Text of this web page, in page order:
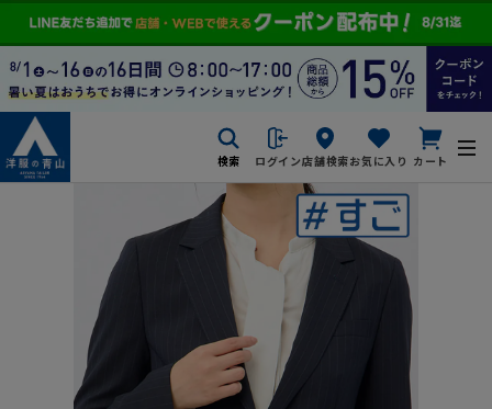
検索 ログイン店舗検索お気に入り カート